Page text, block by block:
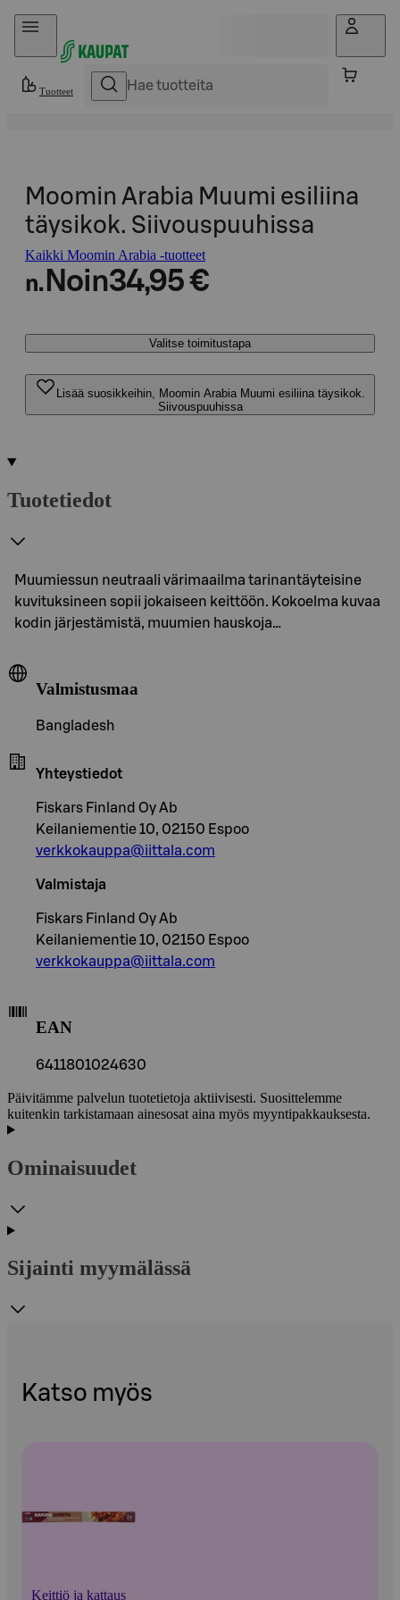
Hyppää sisältöön
Tuotteet
Moomin Arabia Muumi esiliina
täysikok. Siivouspuuhissa
Kaikki Moomin Arabia -tuotteet
n. Noin34,95 €
Valitse toimitustapa
Lisää suosikkeihin, Moomin Arabia Muumi esiliina täysikok.
Siivouspuuhissa
Tuotetiedot
Muumiessun neutraali värimaailma tarinantäyteisine
kuvituksineen sopii jokaiseen keittöön. Kokoelma kuvaa
kodin järjestämistä, muumien hauskoja…
Valmistusmaa
Bangladesh
Yhteystiedot
Fiskars Finland Oy Ab
Keilaniementie 10, 02150 Espoo
verkkokauppa@iittala.com
Valmistaja
Fiskars Finland Oy Ab
Keilaniementie 10, 02150 Espoo
verkkokauppa@iittala.com
EAN
6411801024630
Päivitämme palvelun tuotetietoja aktiivisesti. Suosittelemme
kuitenkin tarkistamaan ainesosat aina myös myyntipakkauksesta.
Ominaisuudet
Sijainti myymälässä
Katso myös
Keittiö ja kattaus